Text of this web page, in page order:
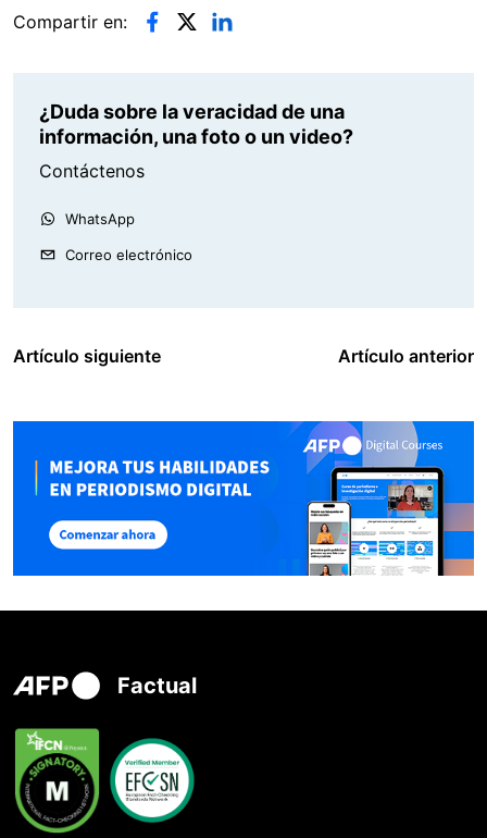
Compartir en:
¿Duda sobre la veracidad de una
información, una foto o un video?
Contáctenos
WhatsApp
Correo electrónico
Artículo siguiente Artículo anterior
Factual